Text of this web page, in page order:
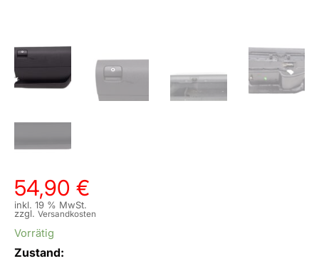
54,90 €
inkl. 19 % MwSt.
zzgl. Versandkosten
Vorrätig
Zustand: